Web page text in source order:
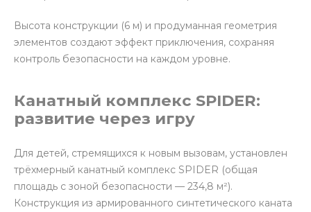
Высота конструкции (6 м) и продуманная геометрия
элементов создают эффект приключения, сохраняя
контроль безопасности на каждом уровне.
Канатный комплекс SPIDER:
развитие через игру
Для детей, стремящихся к новым вызовам, установлен
трёхмерный канатный комплекс SPIDER (общая
площадь с зоной безопасности — 234,8 м²).
Конструкция из армированного синтетического каната